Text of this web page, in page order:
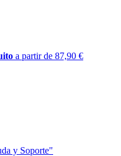
a partir de 87,90 €
y Soporte"